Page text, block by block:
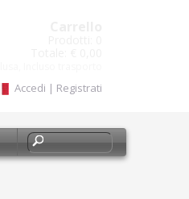
Accedi | Registrati